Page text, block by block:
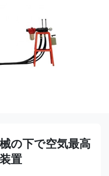
の下で空気最高
置